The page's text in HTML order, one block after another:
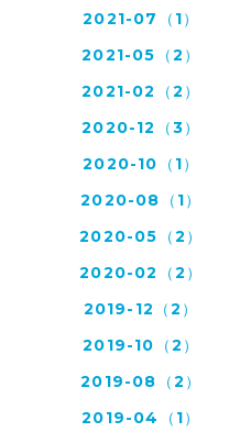
2021-07（1）
2021-05（2）
2021-02（2）
2020-12（3）
2020-10（1）
2020-08（1）
2020-05（2）
2020-02（2）
2019-12（2）
2019-10（2）
2019-08（2）
2019-04（1）